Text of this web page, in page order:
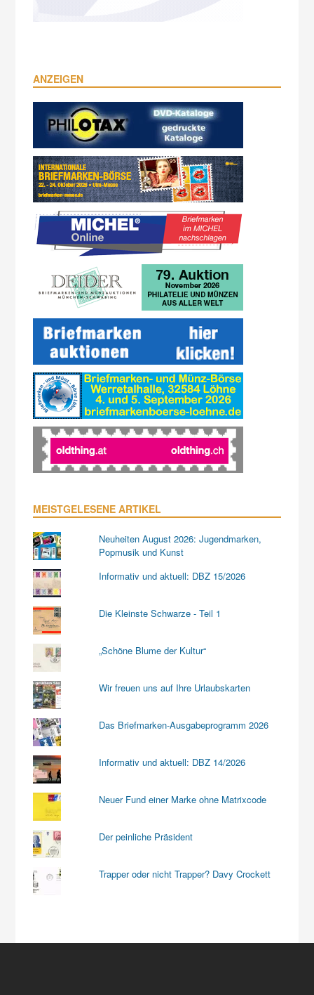
ANZEIGEN
MEISTGELESENE ARTIKEL
Neuheiten August 2026: Jugendmarken,
Popmusik und Kunst
Informativ und aktuell: DBZ 15/2026
Die Kleinste Schwarze - Teil 1
„Schöne Blume der Kultur“
Wir freuen uns auf Ihre Urlaubskarten
Das Briefmarken-Ausgabeprogramm 2026
Informativ und aktuell: DBZ 14/2026
Neuer Fund einer Marke ohne Matrixcode
Der peinliche Präsident
Trapper oder nicht Trapper? Davy Crockett